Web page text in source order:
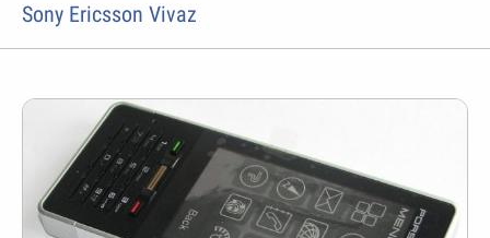
Sony Ericsson Vivaz